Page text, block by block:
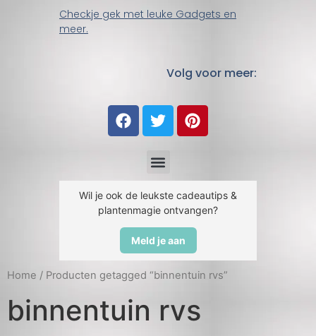
Checkje gek met leuke Gadgets en
meer.
Volg voor meer:
Wil je ook de leukste cadeautips &
plantenmagie ontvangen?
Meld je aan
Home / Producten getagged “binnentuin rvs”
binnentuin rvs